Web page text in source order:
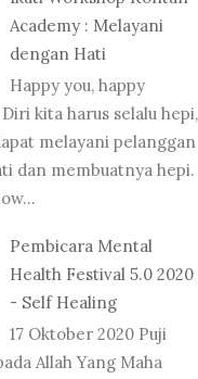
Academy : Melayani
dengan Hati
Happy you, happy
kita harus selalu hepi,
melayani pelanggan
dan membuatnya hepi.
Pembicara Mental
Health Festival 5.0 2020
- Self Healing
17 Oktober 2020 Puji
Allah Yang Maha